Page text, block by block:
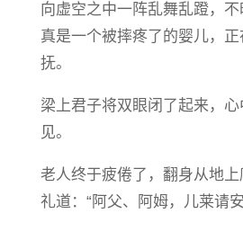
向虚空之中一阵乱舞乱蹬，
真是一个被摔疼了的婴儿，
抚。
梁上君子将双眼闭了起来，
见。
老人终于疲倦了，翻身从地
礼道：“阿父、阿姆，儿莱请